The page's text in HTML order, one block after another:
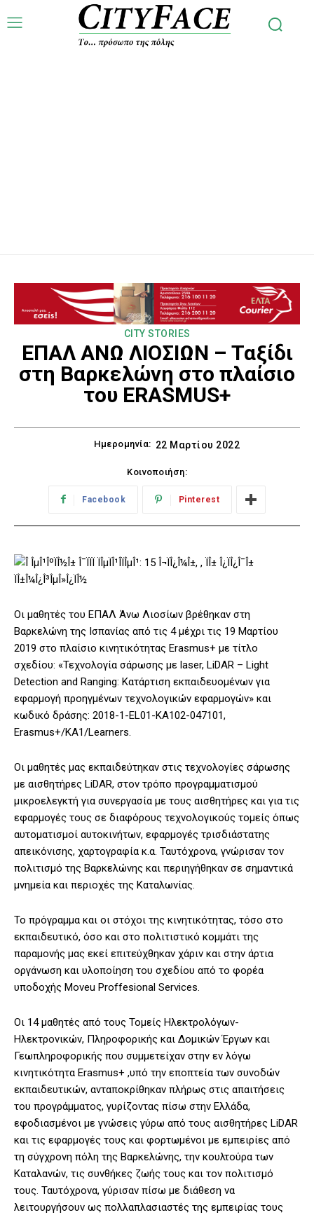
CITY STORIES
ΕΠΑΛ ΑΝΩ ΛΙΟΣΙΩΝ – Ταξίδι
στη Βαρκελώνη στο πλαίσιο
του ERASMUS+
Ημερομηνία: 22 Μαρτίου 2022
Κοινοποιήση:
Facebook Pinterest
Οι μαθητές του ΕΠΑΛ Άνω Λιοσίων βρέθηκαν στη
Βαρκελώνη της Ισπανίας από τις 4 μέχρι τις 19 Μαρτίου
2019 στο πλαίσιο κινητικότητας Erasmus+ με τίτλο
σχεδίου: «Τεχνολογία σάρωσης με laser, LiDAR – Light
Detection and Ranging: Κατάρτιση εκπαιδευομένων για
εφαρμογή προηγμένων τεχνολογικών εφαρμογών» και
κωδικό δράσης: 2018-1-EL01-KA102-047101,
Erasmus+/KA1/Learners.
Οι μαθητές μας εκπαιδεύτηκαν στις τεχνολογίες σάρωσης
με αισθητήρες LiDAR, στον τρόπο προγραμματισμού
μικροελεγκτή για συνεργασία με τους αισθητήρες και για τις
εφαρμογές τους σε διαφόρους τεχνολογικούς τομείς όπως
αυτοματισμοί αυτοκινήτων, εφαρμογές τρισδιάστατης
απεικόνισης, χαρτογραφία κ.α. Ταυτόχρονα, γνώρισαν τον
πολιτισμό της Βαρκελώνης και περιηγήθηκαν σε σημαντικά
μνημεία και περιοχές της Καταλωνίας.
Το πρόγραμμα και οι στόχοι της κινητικότητας, τόσο στο
εκπαιδευτικό, όσο και στο πολιτιστικό κομμάτι της
παραμονής μας εκεί επιτεύχθηκαν χάριν και στην άρτια
οργάνωση και υλοποίηση του σχεδίου από το φορέα
υποδοχής Moveu Proffesional Services.
Οι 14 μαθητές από τους Τομείς Ηλεκτρολόγων-
Ηλεκτρονικών, Πληροφορικής και Δομικών Έργων και
Γεωπληροφορικής που συμμετείχαν στην εν λόγω
κινητικότητα Erasmus+ ,υπό την εποπτεία των συνοδών
εκπαιδευτικών, ανταποκρίθηκαν πλήρως στις απαιτήσεις
του προγράμματος, γυρίζοντας πίσω στην Ελλάδα,
εφοδιασμένοι με γνώσεις γύρω από τους αισθητήρες LiDAR
και τις εφαρμογές τους και φορτωμένοι με εμπειρίες από
τη σύγχρονη πόλη της Βαρκελώνης, την κουλτούρα των
Καταλανών, τις συνθήκες ζωής τους και τον πολιτισμό
τους. Ταυτόχρονα, γύρισαν πίσω με διάθεση να
λειτουργήσουν ως πολλαπλασιαστές της εμπειρίας τους